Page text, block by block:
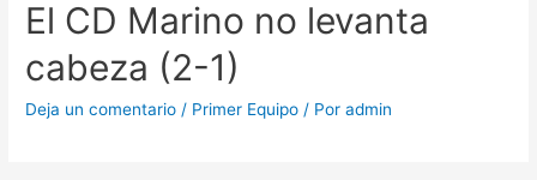
El CD Marino no levanta
cabeza (2-1)
Deja un comentario / Primer Equipo / Poradmin